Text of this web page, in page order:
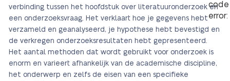
code
error:
verbinding tussen het hoofdstuk over literatuuronderzoek en
een onderzoeksvraag. Het verklaart hoe je gegevens hebt
verzameld en geanalyseerd, je hypothese hebt bevestigd en
de verkregen onderzoeksresultaten hebt gepresenteerd.
Het aantal methoden dat wordt gebruikt voor onderzoek is
enorm en varieert afhankelijk van de academische discipline,
het onderwerp en zelfs de eisen van een specifieke